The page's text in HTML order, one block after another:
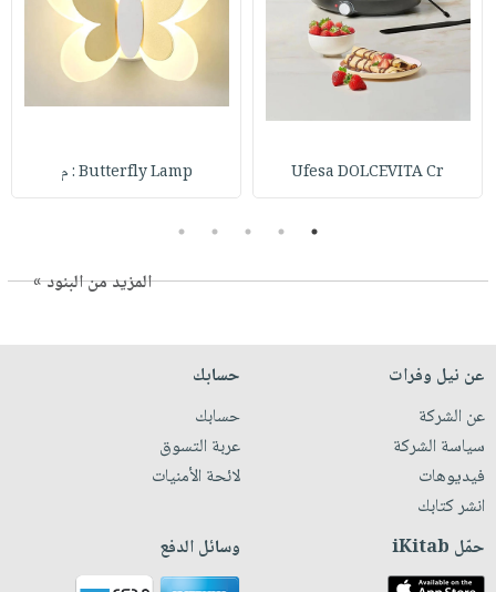
Ufesa DOLCEVITA Cr Butterfly Lamp : م
1
2
3
4
5
المزيد من البنود »
عن نيل وفرات
عن الشركة
سياسة الشركة
فيديوهات
انشر كتابك
حسابك
حسابك
عربة التسوق
لائحة الأمنيات
حمّل iKitab وسائل الدفع